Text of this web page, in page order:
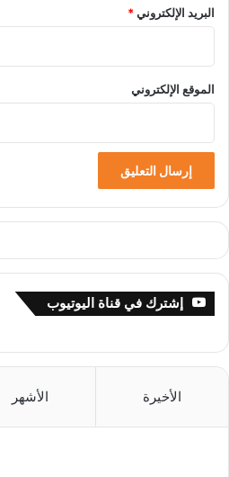
البريد الإلكتروني*
الموقع الإلكتروني
إشترك في قناة اليوتيوب
الأخيرة الأشهر